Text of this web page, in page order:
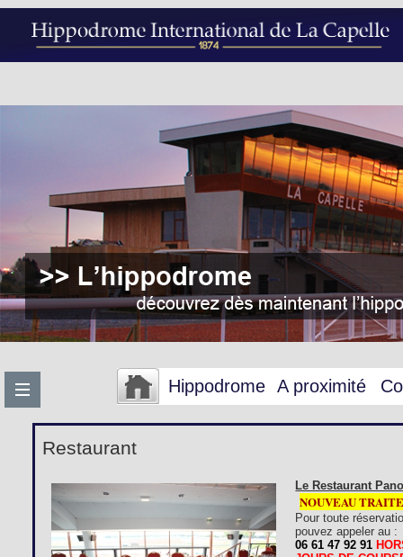
Hippodrome A proximité
Restaurant
Le Restaurant
NOUVEAU
Pour toute
pouvez appeler au :
06 61 47 92 91